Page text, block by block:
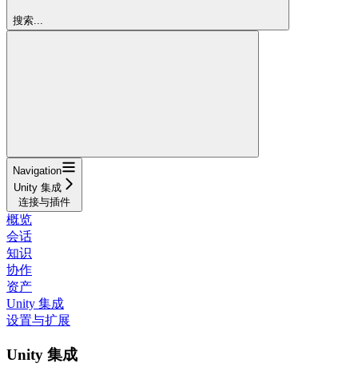
搜索...
Navigation
Unity 集成
连接与插件
概览
会话
知识
协作
资产
Unity 集成
设置与扩展
Unity 集成